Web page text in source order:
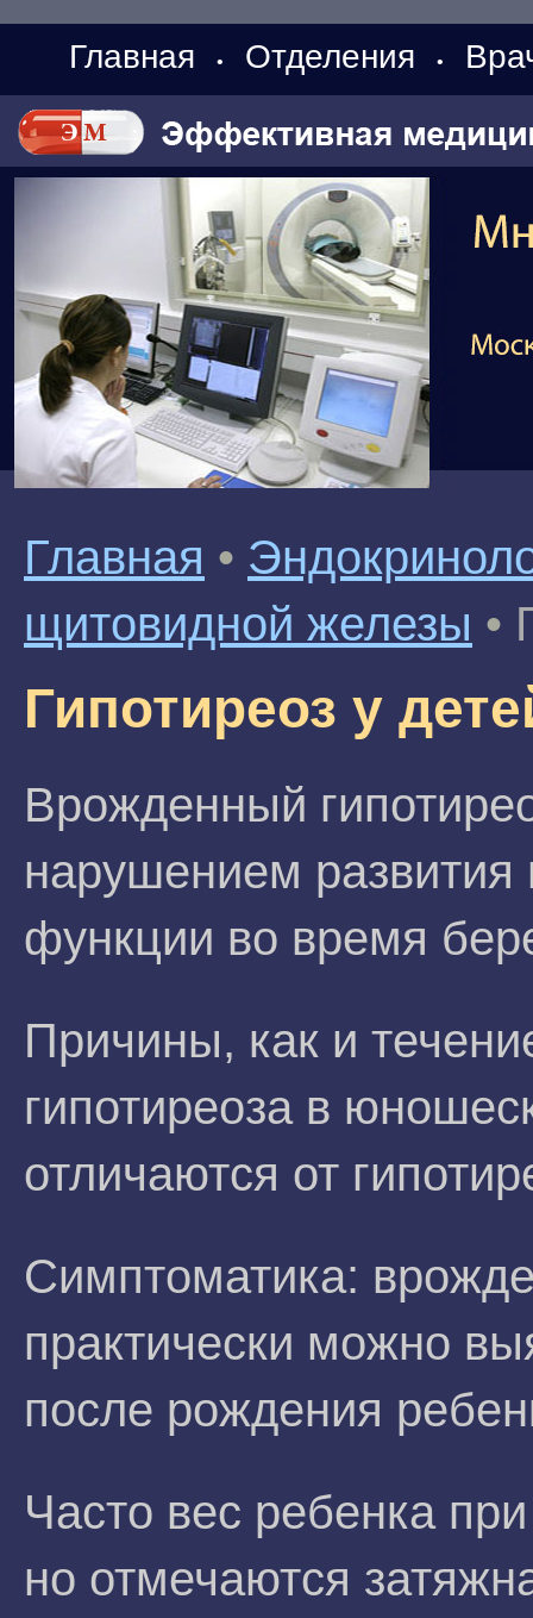
Главная • Отделения •
Главная •
щитовидной железы •
Гипотиреоз у
Врожденный
нарушением
функции во время
Причины, как и
гипотиреоза в
отличаются от
Симптоматика:
практически можно
после рождения
Часто вес ребенка
но отмечаются